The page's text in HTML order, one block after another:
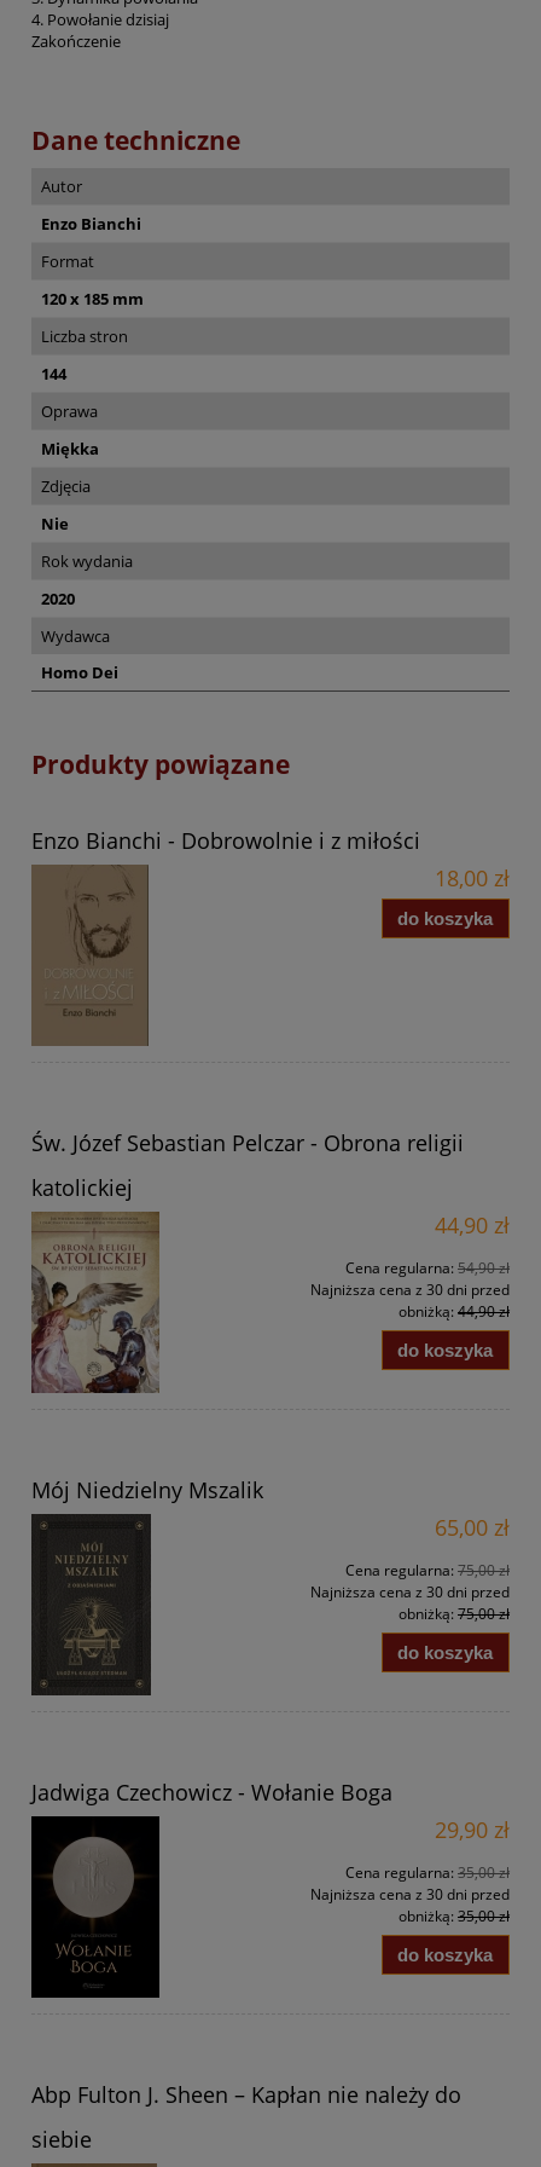
4. Powołanie dzisiaj
Zakończenie
Dane techniczne
Autor
Enzo Bianchi
Format
120 x 185 mm
Liczba stron
144
Oprawa
Miękka
Zdjęcia
Nie
Rok wydania
2020
Wydawca
Homo Dei
Produkty powiązane
Enzo Bianchi - Dobrowolnie i z miłości
18,00 zł
do koszyka
Św. Józef Sebastian Pelczar - Obrona religii
katolickiej
44,90 zł
Cena regularna: 54,90 zł
Najniższa cena z 30 dni przed
obniżką: 44,90 zł
do koszyka
Mój Niedzielny Mszalik
65,00 zł
Cena regularna: 75,00 zł
Najniższa cena z 30 dni przed
obniżką: 75,00 zł
do koszyka
Jadwiga Czechowicz - Wołanie Boga
29,90 zł
Cena regularna: 35,00 zł
Najniższa cena z 30 dni przed
obniżką: 35,00 zł
do koszyka
Abp Fulton J. Sheen – Kapłan nie należy do
siebie